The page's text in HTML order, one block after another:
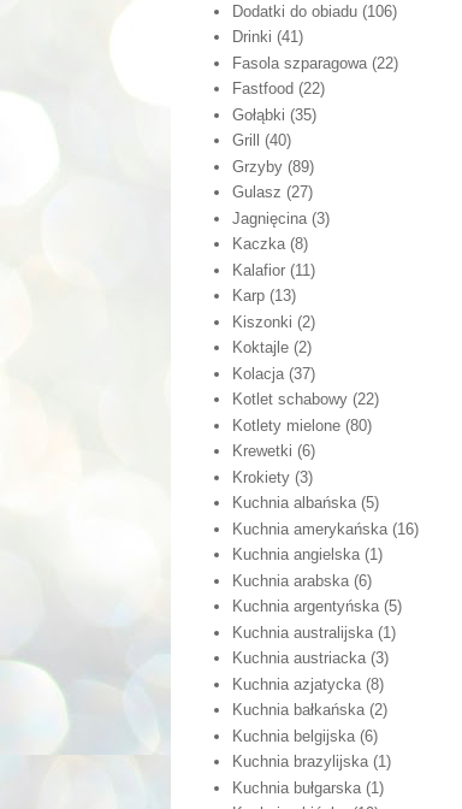
Dodatki do obiadu (106)
Drinki (41)
Fasola szparagowa (22)
Fastfood (22)
Gołąbki (35)
Grill
(40)
Grzyby (89)
Gulasz (27)
Jagnięcina (3)
Kaczka (8)
Kalafior (11)
Karp (13)
Kiszonki (2)
Koktajle (2)
Kolacja (37)
Kotlet schabowy (22)
Kotlety mielone (80)
Krewetki (6)
Krokiety (3)
Kuchnia albańska (5)
Kuchnia amerykańska (16)
Kuchnia angielska (1)
Kuchnia arabska (6)
Kuchnia argentyńska (5)
Kuchnia australijska (1)
Kuchnia austriacka (3)
Kuchnia azjatycka (8)
Kuchnia bałkańska (2)
Kuchnia belgijska (6)
Kuchnia brazylijska (1)
Kuchnia bułgarska (1)